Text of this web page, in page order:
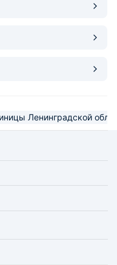
Ленинградской